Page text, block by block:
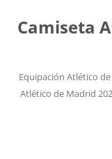
Camiseta
Equipación Atlético
Atlético de Madrid